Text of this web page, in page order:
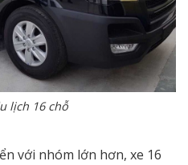
lịch 16 chỗ
với nhóm lớn hơn, xe 16